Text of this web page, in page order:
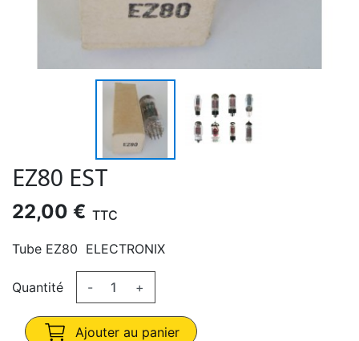
EZ80 EST
22,00 € TTC
Tube EZ80 ELECTRONIX
Quantité - +
Ajouter au panier